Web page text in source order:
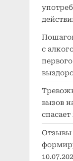
с
вызов
Отзывы